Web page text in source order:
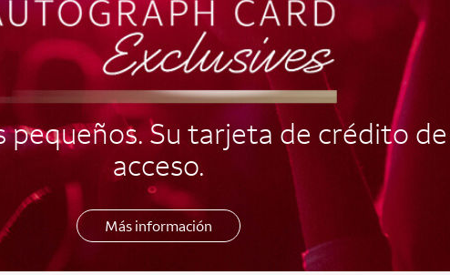
Su tarjeta de crédito
acceso.
Más información